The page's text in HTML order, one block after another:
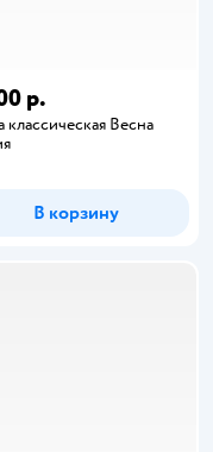
р.
классическая Весна
В корзину